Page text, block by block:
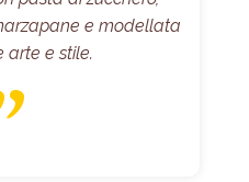
e modellata
arte e stile.